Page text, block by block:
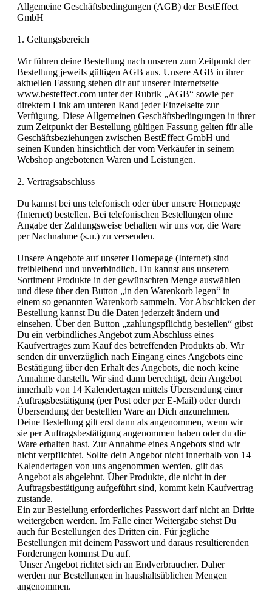
Allgemeine Geschäftsbedingungen (AGB) der BestEffect
GmbH
1. Geltungsbereich
Wir führen deine Bestellung nach unseren zum Zeitpunkt der
Bestellung jeweils gültigen AGB aus. Unsere AGB in ihrer
aktuellen Fassung stehen dir auf unserer Internetseite
www.besteffect.com unter der Rubrik „AGB“ sowie per
direktem Link am unteren Rand jeder Einzelseite zur
Verfügung. Diese Allgemeinen Geschäftsbedingungen in ihrer
zum Zeitpunkt der Bestellung gültigen Fassung gelten für alle
Geschäftsbeziehungen zwischen BestEffect GmbH und
seinen Kunden hinsichtlich der vom Verkäufer in seinem
Webshop angebotenen Waren und Leistungen.
2. Vertragsabschluss
Du kannst bei uns telefonisch oder über unsere Homepage
(Internet) bestellen. Bei telefonischen Bestellungen ohne
Angabe der Zahlungsweise behalten wir uns vor, die Ware
per Nachnahme (s.u.) zu versenden.
Unsere Angebote auf unserer Homepage (Internet) sind
freibleibend und unverbindlich. Du kannst aus unserem
Sortiment Produkte in der gewünschten Menge auswählen
und diese über den Button „in den Warenkorb legen“ in
einem so genannten Warenkorb sammeln. Vor Abschicken der
Bestellung kannst Du die Daten jederzeit ändern und
einsehen. Über den Button „zahlungspflichtig bestellen“ gibst
Du ein verbindliches Angebot zum Abschluss eines
Kaufvertrages zum Kauf des betreffenden Produkts ab. Wir
senden dir unverzüglich nach Eingang eines Angebots eine
Bestätigung über den Erhalt des Angebots, die noch keine
Annahme darstellt. Wir sind dann berechtigt, dein Angebot
innerhalb von 14 Kalendertagen mittels Übersendung einer
Auftragsbestätigung (per Post oder per E-Mail) oder durch
Übersendung der bestellten Ware an Dich anzunehmen.
Deine Bestellung gilt erst dann als angenommen, wenn wir
sie per Auftragsbestätigung angenommen haben oder du die
Ware erhalten hast. Zur Annahme eines Angebots sind wir
nicht verpflichtet. Sollte dein Angebot nicht innerhalb von 14
Kalendertagen von uns angenommen werden, gilt das
Angebot als abgelehnt. Über Produkte, die nicht in der
Auftragsbestätigung aufgeführt sind, kommt kein Kaufvertrag
zustande.
Ein zur Bestellung erforderliches Passwort darf nicht an Dritte
weitergeben werden. Im Falle einer Weitergabe stehst Du
auch für Bestellungen des Dritten ein. Für jegliche
Bestellungen mit deinem Passwort und daraus resultierenden
Forderungen kommst Du auf.
Unser Angebot richtet sich an Endverbraucher. Daher
werden nur Bestellungen in haushaltsüblichen Mengen
angenommen.